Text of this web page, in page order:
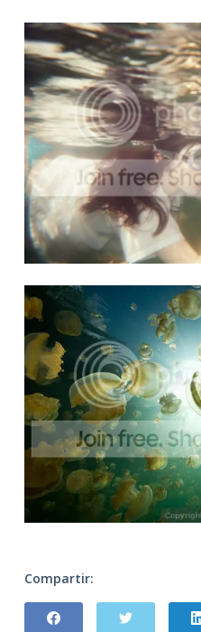
Compartir: